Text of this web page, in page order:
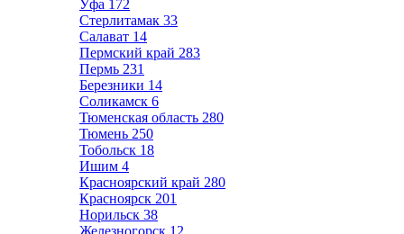
Уфа 172
Стерлитамак 33
Салават 14
Пермский край 283
Пермь 231
Березники 14
Соликамск 6
Тюменская область 280
Тюмень 250
Тобольск 18
Ишим 4
Красноярский край 280
Красноярск 201
Норильск 38
Железногорск 12